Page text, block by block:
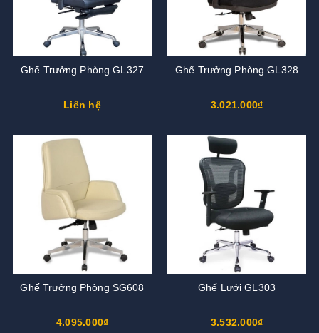
Ghế Trưởng Phòng GL327
Liên hệ
Ghế Trưởng Phòng GL328
3.021.000₫
Ghế Trưởng Phòng SG608
4.095.000₫
Ghế Lưới GL303
3.532.000₫